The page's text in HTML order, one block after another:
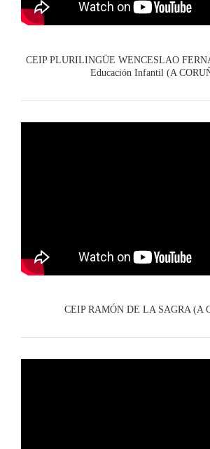
CEIP PLURILINGÜE WENCESLAO
Educación Infantil (A
CEIP RAMÓN DE LA SAGRA (A